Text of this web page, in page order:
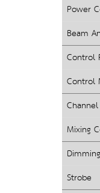
Power
Beam
Control
Control
Channel
Mixing
Dimming
Strobe